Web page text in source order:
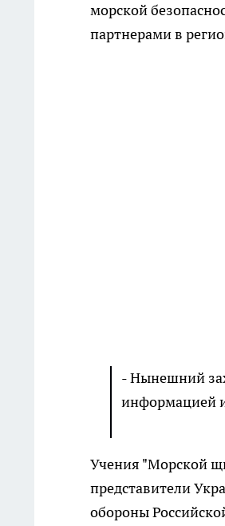
морской
партнерами в
- Нынешний
информацией
Учения "Морской
представители
обороны